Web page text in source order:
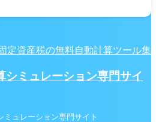
定資産税の無料自動計算ツール集
シミュレーション専門サイ
ュレーション専門サイト